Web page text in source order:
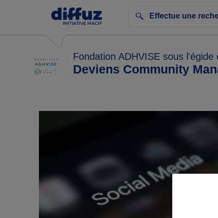
Fondation ADHVISE sous l'égide
Deviens Community